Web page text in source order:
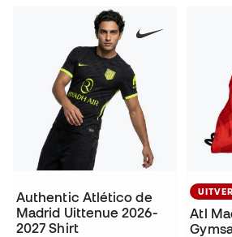
Authentic Atlético de
Madrid Uittenue 2026-
2027 Shirt
Atl